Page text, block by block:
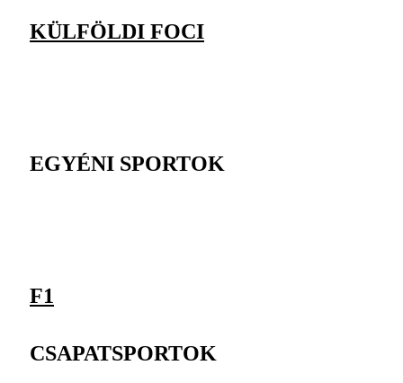
KÜLFÖLDI FOCI
EGYÉNI SPORTOK
F1
CSAPATSPORTOK